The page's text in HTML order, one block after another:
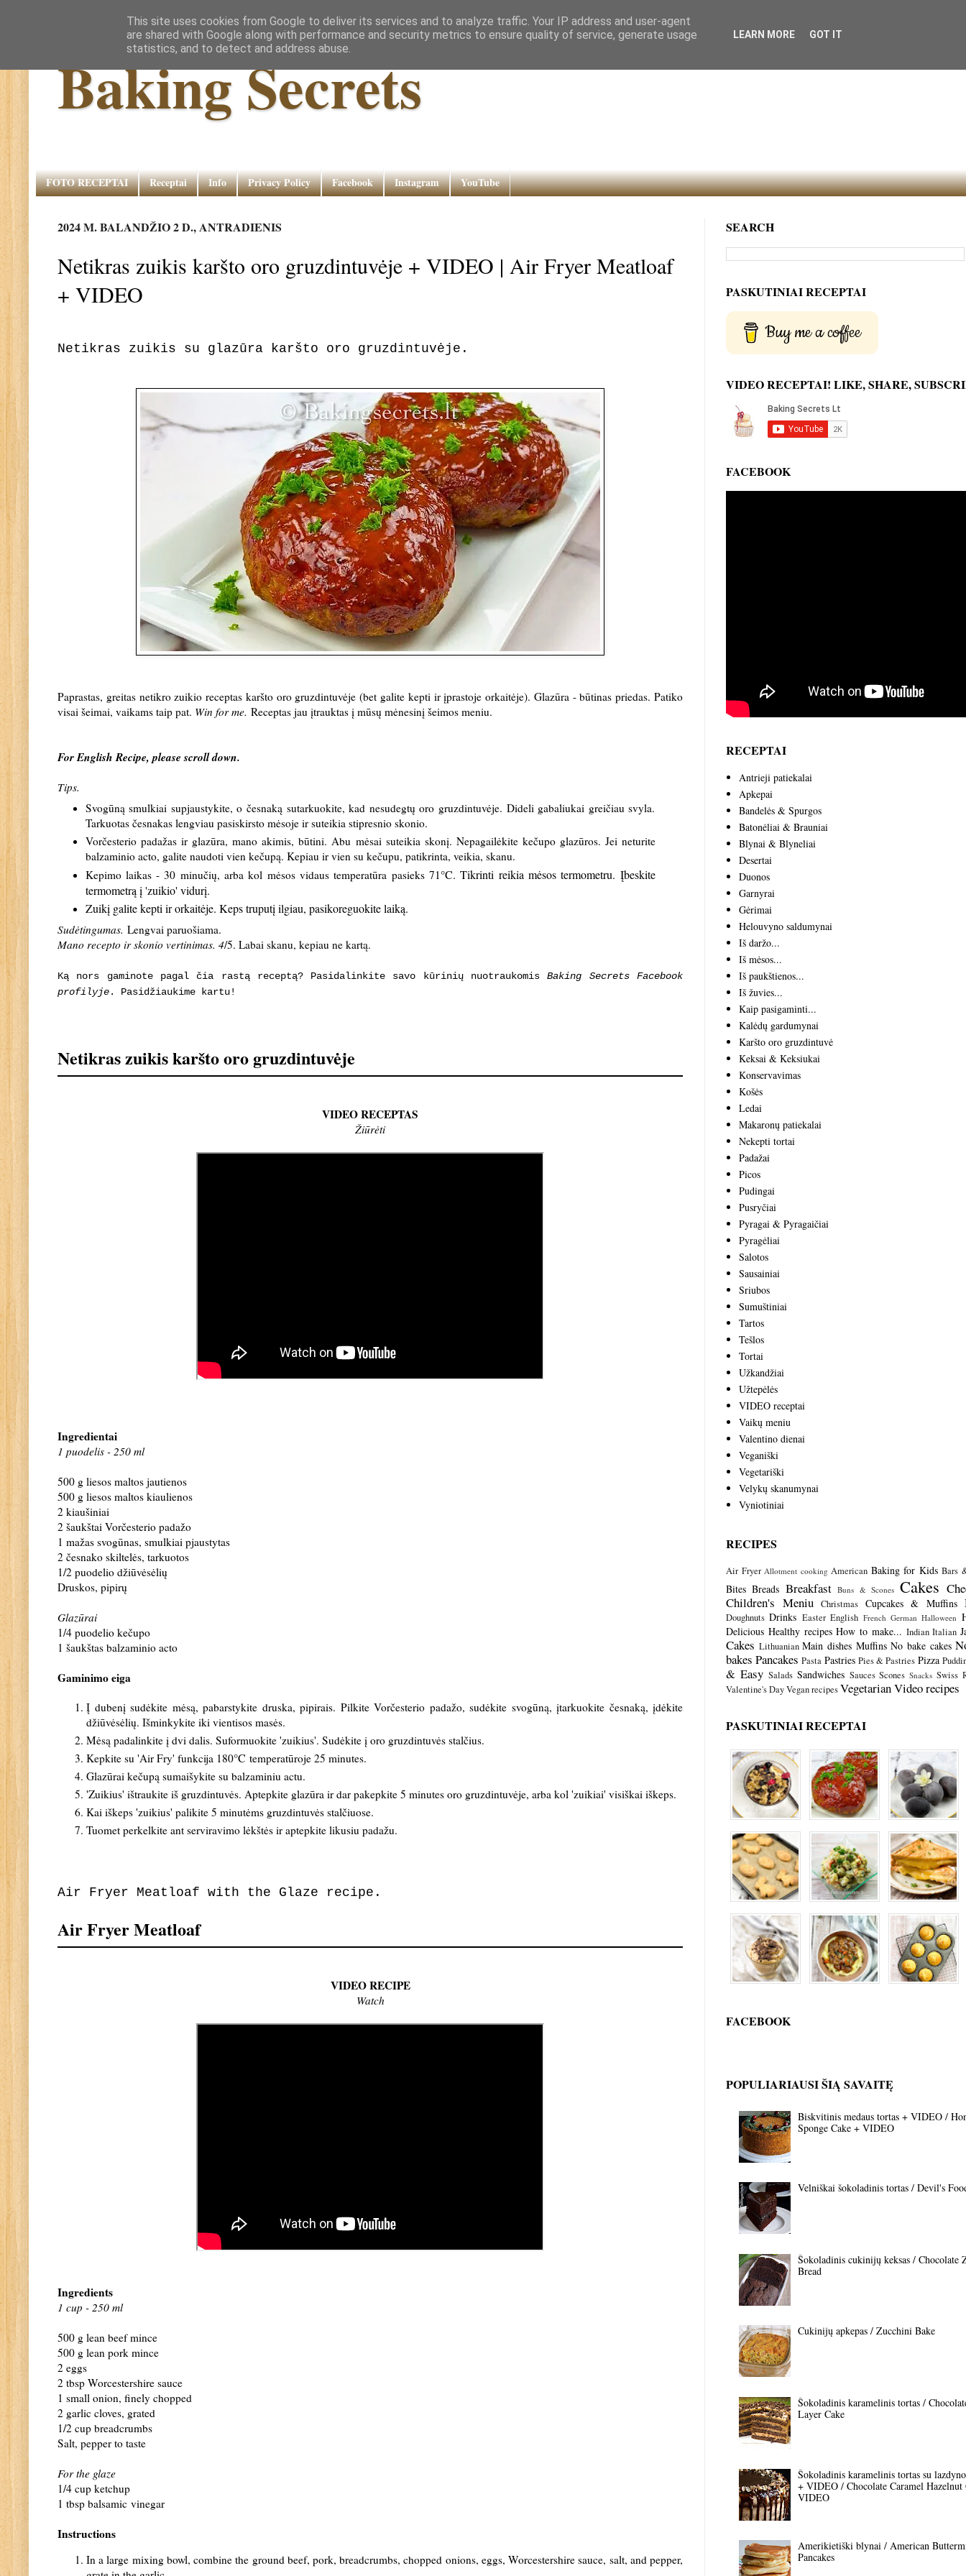
Baking Secrets
FOTO RECEPTAI Receptai Info Privacy Policy Facebook Instagram YouTube
2024 M. BALANDŽIO 2 D., ANTRADIENIS
Netikras zuikis karšto oro gruzdintuvėje + VIDEO | Air Fryer Meatloaf
+ VIDEO
Netikras zuikis su glazūra karšto oro gruzdintuvėje.
Paprastas, greitas netikro zuikio receptas karšto oro gruzdintuvėje (bet galite kepti ir įprastoje orkaitėje). Glazūra - būtinas priedas. Patiko
visai šeimai, vaikams taip pat. Win for me. Receptas jau įtrauktas į mūsų mėnesinį šeimos meniu.
For English Recipe, please scroll down.
Tips.
Svogūną smulkiai supjaustykite, o česnaką sutarkuokite, kad nesudegtų oro gruzdintuvėje. Dideli gabaliukai greičiau svyla.
Tarkuotas česnakas lengviau pasiskirsto mėsoje ir suteikia stipresnio skonio.
Vorčesterio padažas ir glazūra, mano akimis, būtini. Abu mėsai suteikia skonį. Nepagailėkite kečupo glazūros. Jei neturite
balzaminio acto, galite naudoti vien kečupą. Kepiau ir vien su kečupu, patikrinta, veikia, skanu.
Kepimo laikas - 30 minučių, arba kol mėsos vidaus temperatūra pasieks 71 °C. Tikrinti reikia mėsos termometru. Įbeskite
termometrą į 'zuikio' vidurį.
Zuikį galite kepti ir orkaitėje. Keps truputį ilgiau, pasikoreguokite laiką.
Sudėtingumas. Lengvai paruošiama.
Mano recepto ir skonio vertinimas. 4/5. Labai skanu, kepiau ne kartą.
Ką nors gaminote pagal čia rastą receptą? Pasidalinkite savo kūrinių nuotraukomisBaking Secrets Facebook
profilyje. Pasidžiaukime kartu!
Netikras zuikis karšto oro gruzdintuvėje
VIDEO RECEPTAS
Žiūrėti
Ingredientai
1 puodelis - 250 ml
500 g liesos maltos jautienos
500 g liesos maltos kiaulienos
2 kiaušiniai
2 šaukštai Vorčesterio padažo
1 mažas svogūnas, smulkiai pjaustytas
2 česnako skiltelės, tarkuotos
1/2 puodelio džiūvėsėlių
Druskos, pipirų
Glazūrai
1/4 puodelio kečupo
1 šaukštas balzaminio acto
Gaminimo eiga
Į dubenį sudėkite mėsą, pabarstykite druska, pipirais. Pilkite Vorčesterio padažo, sudėkite svogūną, įtarkuokite česnaką, įdėkite
džiūvėsėlių. Išminkykite iki vientisos masės.
Mėsą padalinkite į dvi dalis. Suformuokite 'zuikius'. Sudėkite į oro gruzdintuvės stalčius.
Kepkite su 'Air Fry' funkcija 180°C temperatūroje 25 minutes.
Glazūrai kečupą sumaišykite su balzaminiu actu.
'Zuikius' ištraukite iš gruzdintuvės. Aptepkite glazūra ir dar pakepkite 5 minutes oro gruzdintuvėje, arba kol 'zuikiai' visiškai iškeps.
Kai iškeps 'zuikius' palikite 5 minutėms gruzdintuvės stalčiuose.
Tuomet perkelkite ant serviravimo lėkštės ir aptepkite likusiu padažu.
Air Fryer Meatloaf with the Glaze recipe.
Air Fryer Meatloaf
VIDEO RECIPE
Watch
Ingredients
1 cup - 250 ml
500 g lean beef mince
500 g lean pork mince
2 eggs
2 tbsp Worcestershire sauce
1 small onion, finely chopped
2 garlic cloves, grated
1/2 cup breadcrumbs
Salt, pepper to taste
For the glaze
1/4 cup ketchup
1 tbsp balsamic vinegar
Instructions
In a large mixing bowl, combine the ground beef, pork, breadcrumbs, chopped onions, eggs, Worcestershire sauce, salt, and pepper,
SEARCH
PASKUTINIAI RECEPTAI
Buy me a coffee
VIDEO RECEPTAI! LIKE, SHARE,
FACEBOOK
RECEPTAI
Antrieji patiekalai
Apkepai
Bandelės & Spurgos
Batonėliai & Brauniai
Blynai & Blyneliai
Desertai
Duonos
Garnyrai
Gėrimai
Helouvyno saldumynai
Iš daržo...
Iš mėsos...
Iš paukštienos...
Iš žuvies...
Kaip pasigaminti...
Kalėdų gardumynai
Karšto oro gruzdintuvė
Keksai & Keksiukai
Konservavimas
Košės
Ledai
Makaronų patiekalai
Nekepti tortai
Padažai
Picos
Pudingai
Pusryčiai
Pyragai & Pyragaičiai
Pyragėliai
Salotos
Sausainiai
Sriubos
Sumuštiniai
Tartos
Tešlos
Tortai
Užkandžiai
Užtepėlės
VIDEO receptai
Vaikų meniu
Valentino dienai
Veganiški
Vegetariški
Velykų skanumynai
Vyniotiniai
RECIPES
Air Fryer Allotment cooking American Baking for Kids Bars
Bites Breads Breakfast Buns & Scones Cakes
Children's Meniu
Christmas Cupcakes & Muffins
Doughnuts Drinks Easter English French German Halloween
Delicious Healthy recipes How to make... Indian Italian
Cakes Lithuanian Main dishes Muffins No bake cakes
bakes Pancakes Pasta Pastries Pies & Pastries Pizza
& Easy Salads Sandwiches Sauces Scones Snacks Swiss
Valentine's DayVegan recipesVegetarianVideo recipes
PASKUTINIAI RECEPTAI
FACEBOOK
POPULIARIAUSI ŠIĄ SAVAITĘ
Biskvitinis medaus tortas + VIDEO /
Sponge Cake + VIDEO
Velniškai šokoladinis tortas / Devil's
Šokoladinis cukinijų keksas / Chocolate
Bread
Cukinijų apkepas / Zucchini Bake
Šokoladinis karamelinis tortas /
Layer Cake
Šokoladinis karamelinis tortas su
+ VIDEO / Chocolate Caramel Hazelnut
VIDEO
Amerikietiški blynai / American
Pancakes
This site uses cookies from Google to deliver its services and to analyze traffic. Your IP address and user-agent
are shared with Google along with performance and security metrics to ensure quality of service, generate usage
statistics, and to detect and address abuse.
LEARN MORE GOT IT